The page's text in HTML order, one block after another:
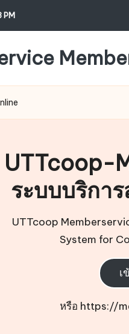
PM
UTTcoop-
ระบบบริกา
UTTcoop
System for
เ
หรือ https://